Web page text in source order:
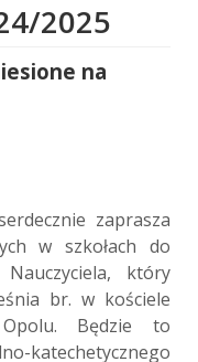
2025
na
zaprasza
w szkołach do
który
br. w kościele
Opolu. Będzie to
katechetycznego